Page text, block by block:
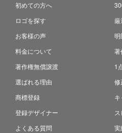
初めての方へ
ロゴを探す
お客様の声
料金について
著作権無償譲渡
選ばれる理由
商標登録
登録デザイナー
よくある質問
明
著
1
修
実